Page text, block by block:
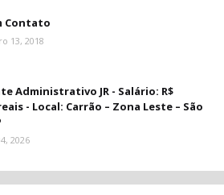
Contato
13, 2018
Administrativo JR - Salário: R$
- Local: Carrão – Zona Leste – São
2026